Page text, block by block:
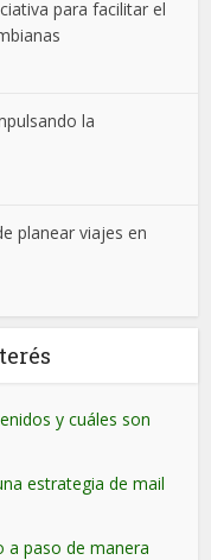
para facilitar el
la
planear viajes en
y cuáles son
estrategia de mail
a paso de manera